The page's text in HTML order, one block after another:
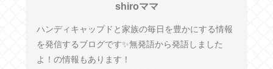
shiroママ
ハンディキャップドと家族の毎日を豊かにする情報
を発信するブログです✨無発語から発語しました
よ！の情報もあります！